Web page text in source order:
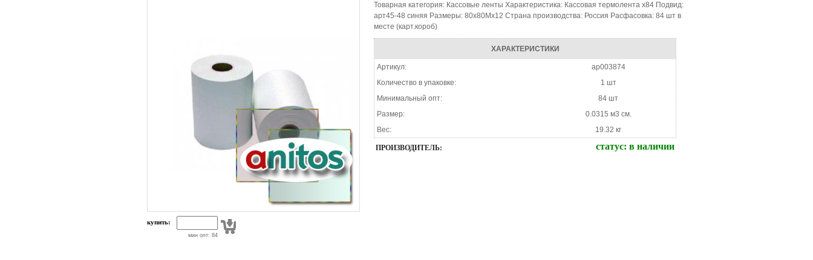
Товарная категория: Кассовые ленты Характеристика: Кассовая термолента х84 Подвид:
арт45-48 синяя Размеры: 80х80Mх12 Страна производства: Россия Расфасовка: 84 шт в
месте (карт.короб)
ХАРАКТЕРИСТИКИ
Артикул:
ap003874
Количество в упаковке:
1 шт
Минимальный опт:
84 шт
Размер:
0.0315 м3 см.
Вес:
19.32 кг
ПРОИЗВОДИТЕЛЬ: статус: в наличии
купить:
мин опт: 84